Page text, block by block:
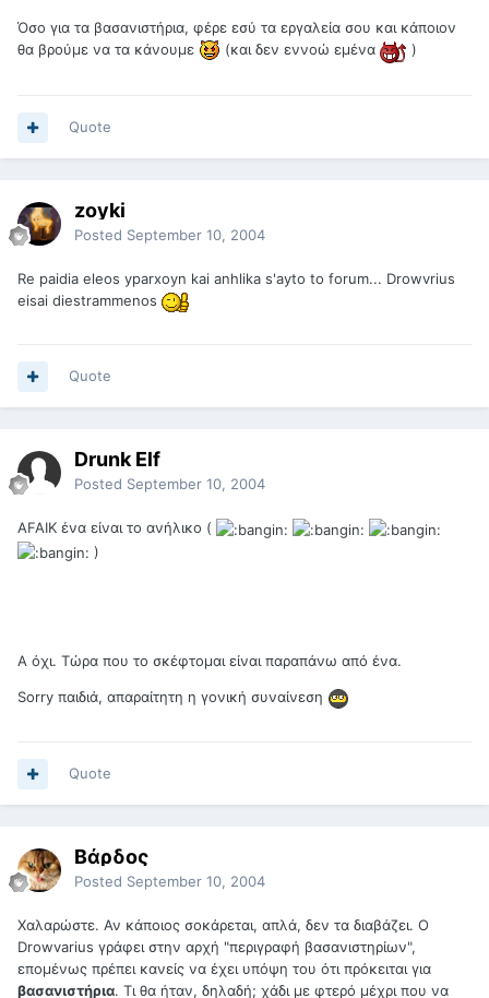
Όσο για τα βασανιστήρια, φέρε εσύ τα εργαλεία σου και κάποιον
θα βρούμε να τα κάνουμε
(και δεν εννοώ εμένα )
Quote
zoyki
Posted September 10, 2004
Re paidia eleos yparxoyn kai anhlika s'ayto to forum... Drowvrius
eisai diestrammenos
Quote
Drunk Elf
Posted September 10, 2004
AFAIK ένα είναι το ανήλικο (
)
Α όχι. Τώρα που το σκέφτομαι είναι παραπάνω από ένα.
Sorry παιδιά, απαραίτητη η γονική συναίνεση
Quote
Βάρδος
Posted September 10, 2004
Χαλαρώστε. Αν κάποιος σοκάρεται, απλά, δεν τα διαβάζει. Ο
Drowvarius γράφει στην αρχή "περιγραφή βασανιστηρίων",
επομένως πρέπει κανείς να έχει υπόψη του ότι πρόκειται για
βασανιστήρια. Τι θα ήταν, δηλαδή; χάδι με φτερό μέχρι που να